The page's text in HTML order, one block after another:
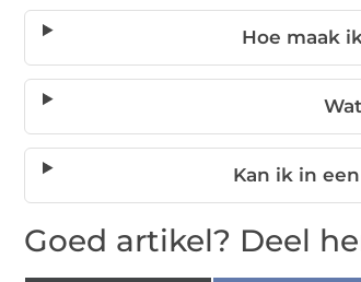
Hoe maak
Kan ik in
Goed artikel? Deel